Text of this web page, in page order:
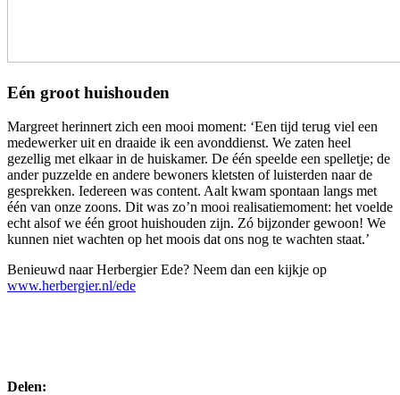
Eén groot huishouden
Margreet herinnert zich een mooi moment: ‘Een tijd terug viel een
medewerker uit en draaide ik een avonddienst. We zaten heel
gezellig met elkaar in de huiskamer. De één speelde een spelletje; de
ander puzzelde en andere bewoners kletsten of luisterden naar de
gesprekken. Iedereen was content. Aalt kwam spontaan langs met
één van onze zoons. Dit was zo’n mooi realisatiemoment: het voelde
echt alsof we één groot huishouden zijn. Zó bijzonder gewoon! We
kunnen niet wachten op het moois dat ons nog te wachten staat.’
Benieuwd naar Herbergier Ede? Neem dan een kijkje op
www.herbergier.nl/ede
Delen: